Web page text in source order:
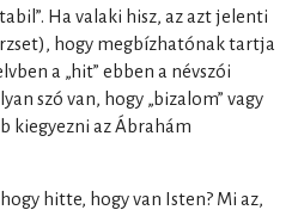
Ha valaki hisz, az azt jelenti
hogy megbízhatónak tartja
a „hit” ebben a névszói
szó van, hogy „bizalom” vagy
kiegyezni az Ábrahám
hitte, hogy van Isten? Mi az,